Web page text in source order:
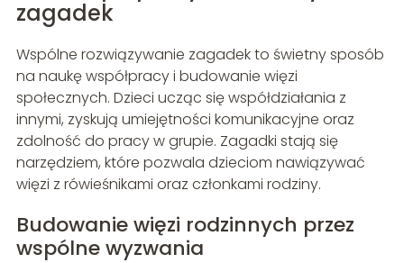
zagadek
Wspólne rozwiązywanie zagadek to świetny sposób
na naukę współpracy i budowanie więzi
społecznych. Dzieci ucząc się współdziałania z
innymi, zyskują umiejętności komunikacyjne oraz
zdolność do pracy w grupie. Zagadki stają się
narzędziem, które pozwala dzieciom nawiązywać
więzi z rówieśnikami oraz członkami rodziny.
Budowanie więzi rodzinnych przez
wspólne wyzwania